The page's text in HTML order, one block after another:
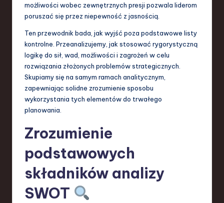
w
T
możliwości wobec zewnętrznych presji pozwala liderom
poruszać się przez niepewność z jasnością.
Ten przewodnik bada, jak wyjść poza podstawowe listy
kontrolne. Przeanalizujemy, jak stosować rygorystyczną
logikę do sił, wad, możliwości i zagrożeń w celu
rozwiązania złożonych problemów strategicznych.
Skupiamy się na samym ramach analitycznym,
zapewniając solidne zrozumienie sposobu
wykorzystania tych elementów do trwałego
planowania.
Zrozumienie
podstawowych
składników analizy
SWOT